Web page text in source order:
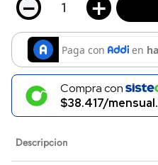
＋
－
Compra con
$38.417/mensual.
Descripcion